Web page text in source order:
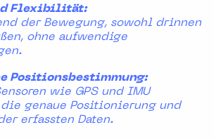
Flexibilität:
der Bewegung, sowohl drinnen
ohne aufwendige
Positionsbestimmung:
wie GPS und IMU
genaue Positionierung und
erfassten Daten.